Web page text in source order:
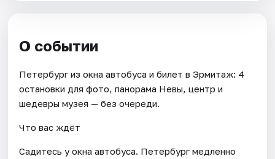
О событии
Петербург из окна автобуса и билет в Эрмитаж: 4
остановки для фото, панорама Невы, центр и
шедевры музея — без очереди.
Что вас ждёт
Садитесь у окна автобуса. Петербург медленно